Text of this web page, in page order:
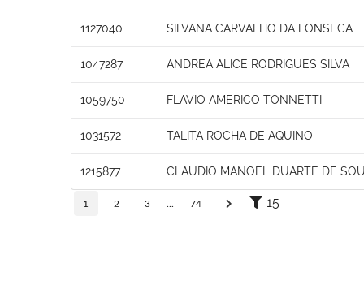
1127040 SILVANA CARVALHO DA FONSECA
1047287 ANDREA ALICE RODRIGUES SILVA
1059750 FLAVIO AMERICO TONNETTI
1031572 TALITA ROCHA DE AQUINO
1215877 CLAUDIO MANOEL DUARTE DE
1 2 3 74 15